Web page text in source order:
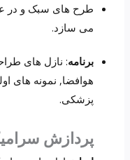
طرح های سبک و در
می سازد.
برنامه: نازل های
هوافضا, نمونه های
پزشکی.
پردازش